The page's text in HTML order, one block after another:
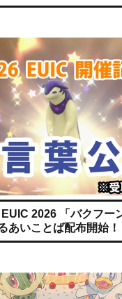
EUIC 2026 「バクフー
あいことば配布開始！